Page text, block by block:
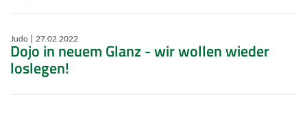
Judo 27.02.2022
Dojo in neuem Glanz - wir wollen wieder
loslegen!